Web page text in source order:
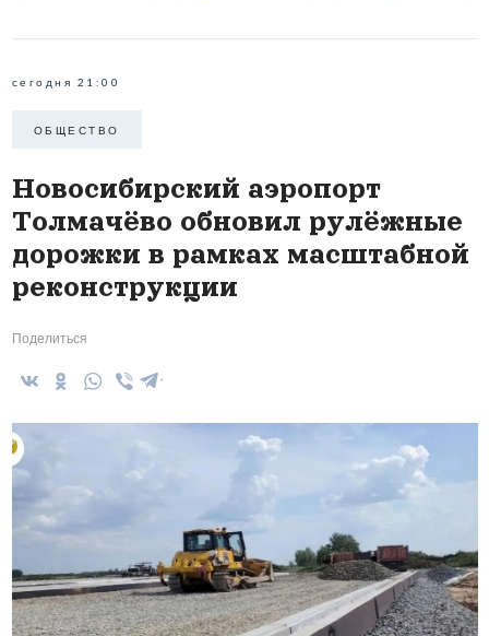
сегодня 21:00
ОБЩЕСТВО
Новосибирский аэропорт
Толмачёво обновил рулёжные
дорожки в рамках масштабной
реконструкции
Поделиться